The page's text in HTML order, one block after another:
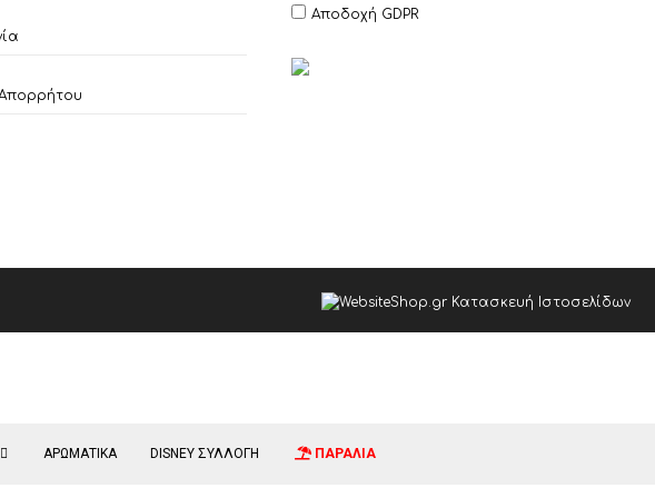
Απορρήτου
Αποδοχή GDPR
ΑΡΩΜΑΤΙΚΑ DISNEY ΣΥΛΛΟΓΗ ΠΑΡΑΛΙΑ